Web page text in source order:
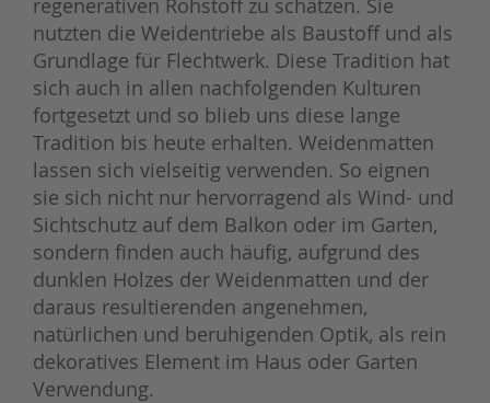
regenerativen Rohstoff zu schätzen. Sie
nutzten die Weidentriebe als Baustoff und als
Grundlage für Flechtwerk. Diese Tradition hat
sich auch in allen nachfolgenden Kulturen
fortgesetzt und so blieb uns diese lange
Tradition bis heute erhalten. Weidenmatten
lassen sich vielseitig verwenden. So eignen
sie sich nicht nur hervorragend als Wind- und
Sichtschutz auf dem Balkon oder im Garten,
sondern finden auch häufig, aufgrund des
dunklen Holzes der Weidenmatten und der
daraus resultierenden angenehmen,
natürlichen und beruhigenden Optik, als rein
dekoratives Element im Haus oder Garten
Verwendung.